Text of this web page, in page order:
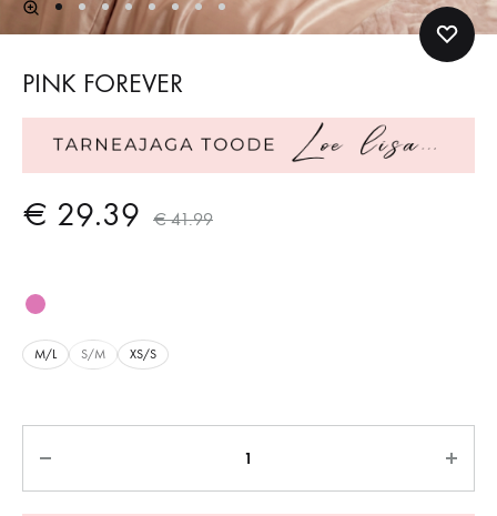
PINK FOREVER
€ 29.39 €41.99
M/L S/M XS/S